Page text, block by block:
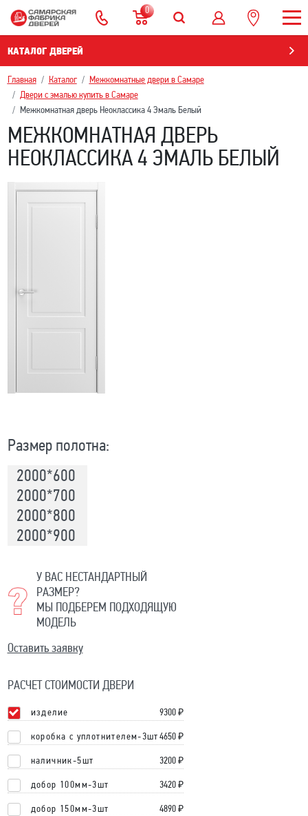
0
КАТАЛОГ ДВЕРЕЙ
Главная Каталог
Межкомнатные двери в Самаре
Двери с эмалью купить в Самаре
Межкомнатная дверь Неоклассика 4 Эмаль Белый
МЕЖКОМНАТНАЯ ДВЕРЬ
НЕОКЛАССИКА 4 ЭМАЛЬ БЕЛЫЙ
Размер полотна:
2000*600
2000*700
2000*800
2000*900
У ВАС НЕСТАНДАРТНЫЙ
РАЗМЕР?
МЫ ПОДБЕРЕМ ПОДХОДЯЩУЮ
МОДЕЛЬ
Оставить заявку
РАСЧЕТ СТОИМОСТИ ДВЕРИ
изделие 9300₽
коробка с уплотнителем-3шт 4650 ₽
наличник-5шт 3200 ₽
добор 100мм-3шт 3420 ₽
добор 150мм-3шт 4890 ₽